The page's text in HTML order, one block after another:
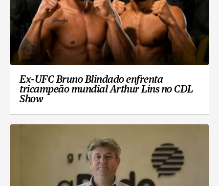
Ex-UFC Bruno Blindado enfrenta
tricampeão mundial Arthur Lins no CDL
Show